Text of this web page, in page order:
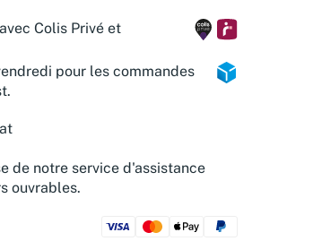
Colis Privé et
pour les commandes
de notre service d'assistance
ouvrables.